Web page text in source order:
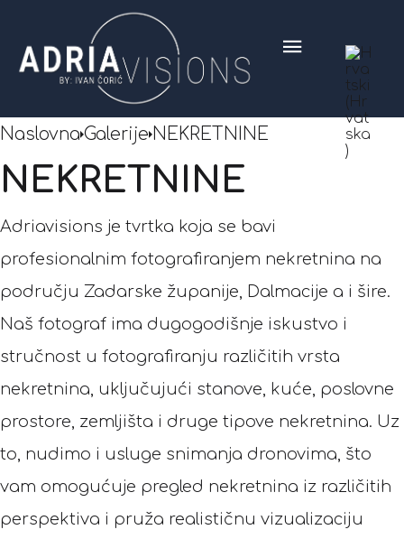
Naslovna Galerije NEKRETNINE
NEKRETNINE
Adriavisions je tvrtka koja se bavi
profesionalnim fotografiranjem nekretnina na
području Zadarske županije, Dalmacije a i šire.
Naš fotograf ima dugogodišnje iskustvo i
stručnost u fotografiranju različitih vrsta
nekretnina, uključujući stanove, kuće, poslovne
prostore, zemljišta i druge tipove nekretnina. Uz
to, nudimo i usluge snimanja dronovima, što
vam omogućuje pregled nekretnina iz različitih
perspektiva i pruža realističnu vizualizaciju